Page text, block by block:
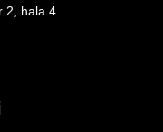
2, hala 4.